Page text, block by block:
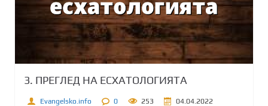
3. ПРЕГЛЕД НА ЕСХАТОЛОГИЯТА
Evangelsko.info 0 253 04.04.2022